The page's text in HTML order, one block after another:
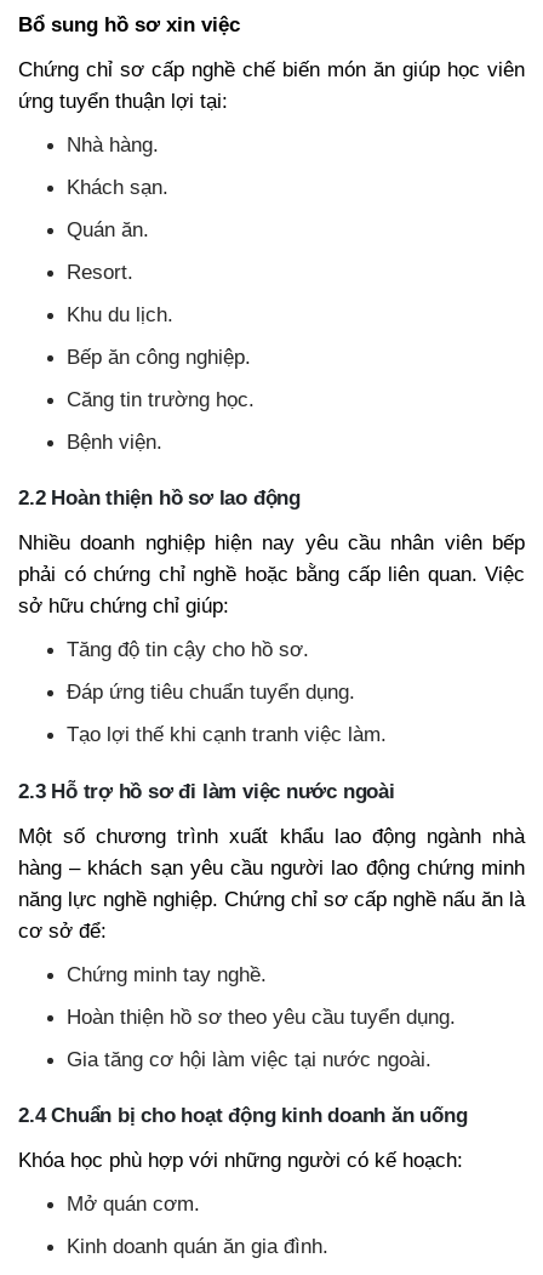
Bổ sung hồ sơ xin việc
Chứng chỉ sơ cấp nghề chế biến món ăn giúp học viên
ứng tuyển thuận lợi tại:
Nhà hàng.
Khách sạn.
Quán ăn.
Resort.
Khu du lịch.
Bếp ăn công nghiệp.
Căng tin trường học.
Bệnh viện.
2.2 Hoàn thiện hồ sơ lao động
Nhiều doanh nghiệp hiện nay yêu cầu nhân viên bếp
phải có chứng chỉ nghề hoặc bằng cấp liên quan. Việc
sở hữu chứng chỉ giúp:
Tăng độ tin cậy cho hồ sơ.
Đáp ứng tiêu chuẩn tuyển dụng.
Tạo lợi thế khi cạnh tranh việc làm.
2.3 Hỗ trợ hồ sơ đi làm việc nước ngoài
Một số chương trình xuất khẩu lao động ngành nhà
hàng – khách sạn yêu cầu người lao động chứng minh
năng lực nghề nghiệp. Chứng chỉ sơ cấp nghề nấu ăn là
cơ sở để:
Chứng minh tay nghề.
Hoàn thiện hồ sơ theo yêu cầu tuyển dụng.
Gia tăng cơ hội làm việc tại nước ngoài.
2.4 Chuẩn bị cho hoạt động kinh doanh ăn uống
Khóa học phù hợp với những người có kế hoạch:
Mở quán cơm.
Kinh doanh quán ăn gia đình.